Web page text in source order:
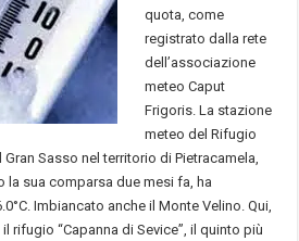
quota, come
registrato dalla rete
dell’associazione
meteo Caput
Frigoris. La stazione
meteo del Rifugio
Sasso nel territorio di Pietracamela,
la sua comparsa due mesi fa, ha
Imbiancato anche il Monte Velino. Qui,
rifugio “Capanna di Sevice”, il quinto più